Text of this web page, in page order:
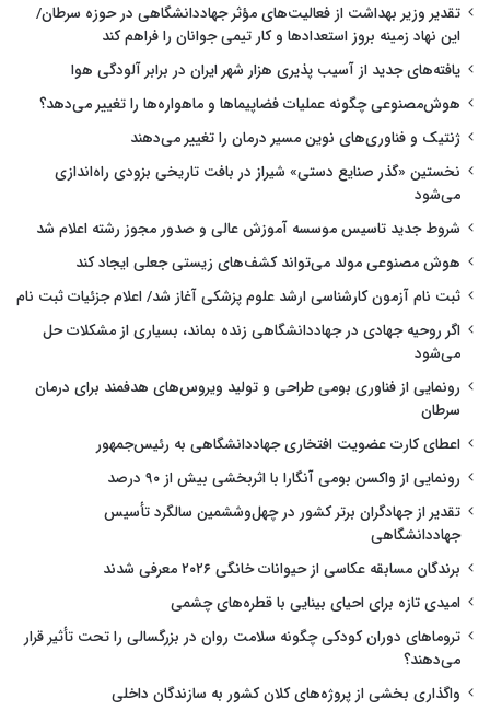
تقدیر وزیر بهداشت از فعالیت‌های مؤثر جهاددانشگاهی در حوزه سرطان/
این نهاد زمینه بروز استعدادها و کار تیمی جوانان را فراهم کند
یافته‌های جدید از آسیب پذیری هزار شهر ایران در برابر آلودگی هوا
هوش‌مصنوعی چگونه عملیات فضاپیماها و ماهواره‌ها را تغییر می‌دهد؟
ژنتیک و فناوری‌های نوین مسیر درمان را تغییر می‌دهند
نخستین «گذر صنایع دستی» شیراز در بافت تاریخی بزودی راه‌اندازی
می‌شود
شروط جدید تاسیس موسسه آموزش عالی و صدور مجوز رشته اعلام شد
هوش مصنوعی مولد می‌تواند کشف‌های زیستی جعلی ایجاد کند
ثبت نام آزمون کارشناسی ارشد علوم پزشکی آغاز شد/ اعلام جزئیات ثبت نام
اگر روحیه جهادی در جهاددانشگاهی زنده بماند، بسیاری از مشکلات حل
می‌شود
رونمایی از فناوری بومی طراحی و تولید ویروس‌های هدفمند برای درمان
سرطان
اعطای کارت عضویت افتخاری جهاددانشگاهی به رئیس‌جمهور
رونمایی از واکسن بومی آنگارا با اثربخشی بیش از ۹۰ درصد
تقدیر از جهادگران برتر کشور در چهل‌وششمین سالگرد تأسیس
جهاددانشگاهی
برندگان مسابقه عکاسی از حیوانات خانگی ۲۰۲۶ معرفی شدند
امیدی تازه برای احیای بینایی با قطره‌های چشمی
تروماهای دوران کودکی چگونه سلامت روان در بزرگسالی را تحت تأثیر قرار
می‌دهند؟
واگذاری بخشی از پروژه‌های کلان کشور به سازندگان داخلی